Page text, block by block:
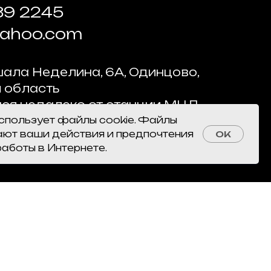
2245
Неделина, 6А, Одинцово,
область
недалеко от станции МЦД
Центр "West East"
файлы cookie. Файлы
ваши действия и предпочтения
в Интернете.
OK